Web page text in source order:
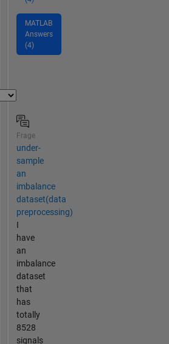
MATLAB
Answers
(4)
Frage
under-
sample
an
imbalance
dataset(data
preprocessing)
I
have
an
imbalance
dataset
that
has
totally
8528
signals